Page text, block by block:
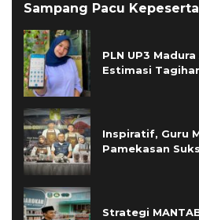
Sampang Pacu
PLN UP3
Estimasi
Inspiratif, Guru
Pamekasan
Strategi